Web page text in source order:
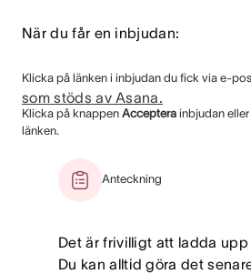
När du får en inbjudan:
Klicka på länken i inbjudan du fick via e-
som stöds av Asana.
Klicka på knappen Acceptera inbjudan
länken.
Anteckning
Det är frivilligt att ladda
Du kan alltid göra det